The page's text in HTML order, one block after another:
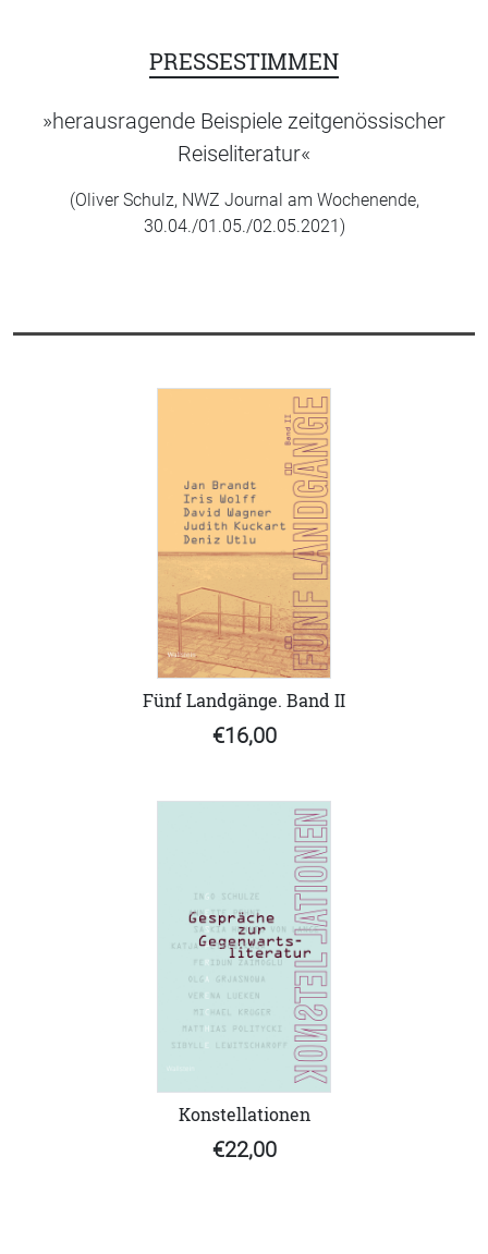
PRESSESTIMMEN
»herausragende Beispiele zeitgenössischer
Reiseliteratur«
(Oliver Schulz, NWZ Journal am Wochenende,
30.04./01.05./02.05.2021)
Fünf Landgänge. Band II
€16,00
Konstellationen
€22,00